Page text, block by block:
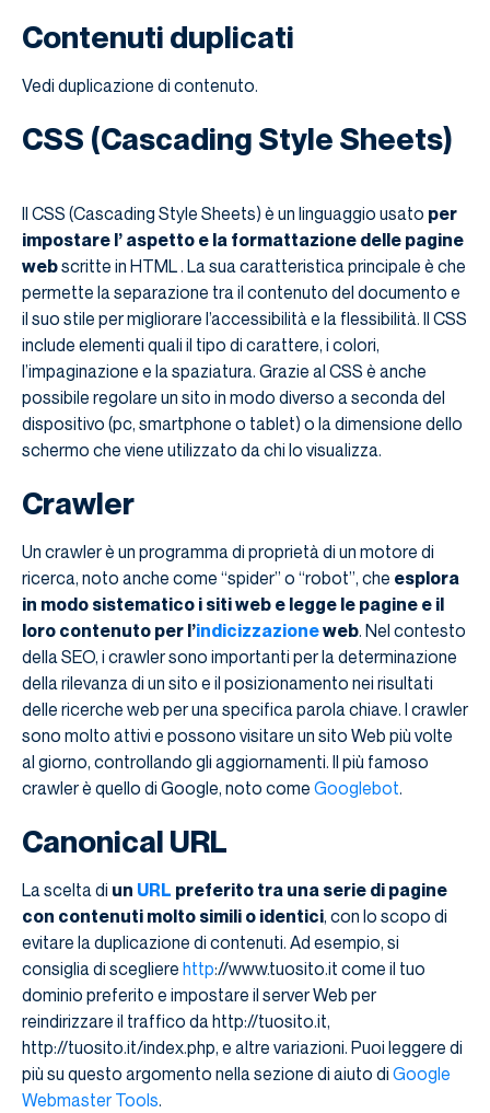
Contenuti duplicati
Vedi duplicazione di contenuto.
CSS (Cascading Style Sheets)
Il CSS (Cascading Style Sheets) è un linguaggio usato per
impostare l’ aspetto e la formattazione delle pagine
webscritte in HTML . La sua caratteristica principale è che
permette la separazione tra il contenuto del documento e
il suo stile per migliorare l’accessibilità e la flessibilità. Il CSS
include elementi quali il tipo di carattere, i colori,
l’impaginazione e la spaziatura. Grazie al CSS è anche
possibile regolare un sito in modo diverso a seconda del
dispositivo (pc, smartphone o tablet) o la dimensione dello
schermo che viene utilizzato da chi lo visualizza.
Crawler
Un crawler è un programma di proprietà di un motore di
ricerca, noto anche come “spider” o “robot”, che esplora
in modo sistematico i siti web e legge le pagine e il
loro contenuto per l’indicizzazioneweb. Nel contesto
della SEO, i crawler sono importanti per la determinazione
della rilevanza di un sito e il posizionamento nei risultati
delle ricerche web per una specifica parola chiave. I crawler
sono molto attivi e possono visitare un sito Web più volte
al giorno, controllando gli aggiornamenti. Il più famoso
crawler è quello di Google, noto come Googlebot.
Canonical URL
La scelta di un URL preferito tra una serie di pagine
con contenuti molto simili o identici, con lo scopo di
evitare la duplicazione di contenuti. Ad esempio, si
consiglia di scegliere http://www.tuosito.it come il tuo
dominio preferito e impostare il server Web per
reindirizzare il traffico da http://tuosito.it,
http://tuosito.it/index.php, e altre variazioni. Puoi leggere di
più su questo argomento nella sezione di aiuto di Google
Webmaster Tools.